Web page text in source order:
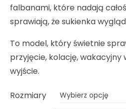
falbanami, które nadają
sprawiają, że sukienka
To model, który świetnie
przyjęcie, kolację, wakacyjny
wyjście.
Rozmiary